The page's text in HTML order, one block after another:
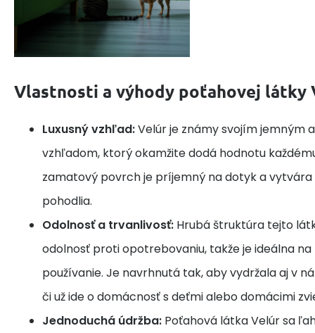
Vlastnosti a výhody poťahovej látky
Luxusný vzhľad:Velúr je známy svojím jemným
vzhľadom, ktorý okamžite dodá hodnotu
zamatový povrch je príjemný na dotyk a
pohodlia.
Odolnosť a trvanlivosť: Hrubá štruktúra tejto
odolnosť proti opotrebovaniu, takže je ideálna na
používanie. Je navrhnutá tak, aby vydržala aj v
či už ide o domácnosť s deťmi alebo domácimi
Jednoduchá údržba: Poťahová látka Velúr sa